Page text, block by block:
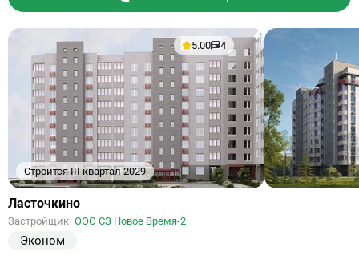
Строится III квартал 2029
5.00 4
Ссылка
объект
Ласточкино
Застройщик ООО СЗ Новое Время-2
Эконом